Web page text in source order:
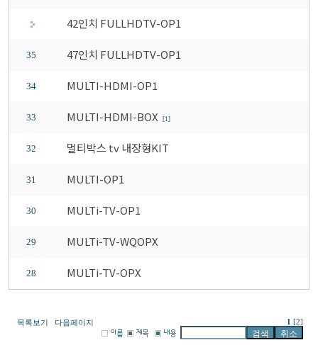
42인치 FULLHDTV-OP1
35 47인치 FULLHDTV-OP1
34 MULTI-HDMI-OP1
33 MULTI-HDMI-BOX [1]
32 멀티박스 tv 내장형KIT
31 MULTI-OP1
30 MULTi-TV-OP1
29 MULTi-TV-WQOPX
28 MULTi-TV-OPX
목록보기 다음페이지 1 [2]